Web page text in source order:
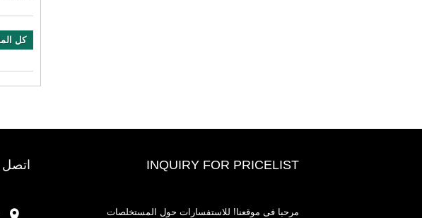
كل
اتصل INQUIRY FOR PRICELIST
مرحبا فى موقعنا! للاستفسارات حول المستخلصات2020-CPHI Europe، Milan 13-15 أكتوبر ،